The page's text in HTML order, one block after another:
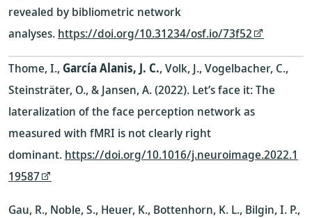
revealed by bibliometric network
analyses. https://doi.org/10.31234/osf.io/73f52
Thome, I., García Alanis, J. C., Volk, J., Vogelbacher, C.,
Steinsträter, O., & Jansen, A. (2022). Let’s face it: The
lateralization of the face perception network as
measured with fMRI is not clearly right
dominant. https://doi.org/10.1016/j.neuroimage.2022.1
19587
Gau, R., Noble, S., Heuer, K., Bottenhorn, K. L., Bilgin, I. P.,